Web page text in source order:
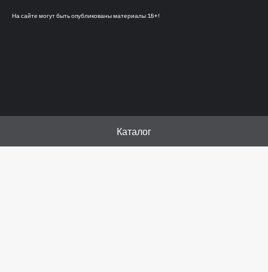
На сайте могут быть опубликованы материалы 18+!
Каталог